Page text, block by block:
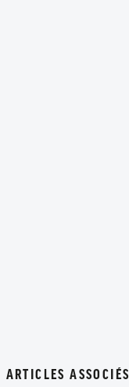
ARTICLES ASSOCIÉS